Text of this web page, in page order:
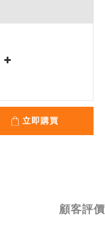
立即購買
顧客評價